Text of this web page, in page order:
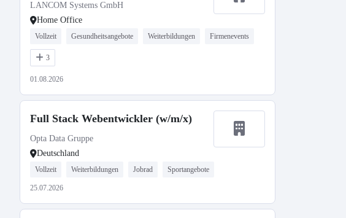
LANCOM Systems GmbH
Home Office
Vollzeit Gesundheitsangebote Weiterbildungen Firmenevents
3
01.08.2026
Full Stack Webentwickler (w/m/x)
Opta Data Gruppe
Deutschland
Vollzeit Weiterbildungen Jobrad Sportangebote
25.07.2026